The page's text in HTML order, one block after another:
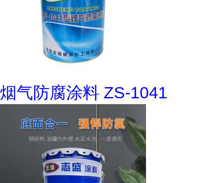
烟气防腐涂料 ZS-1041